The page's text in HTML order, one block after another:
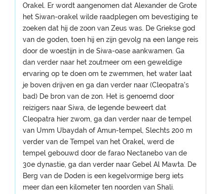
Orakel. Er wordt aangenomen dat Alexander de Grote
het Siwan-orakel wilde raadplegen om bevestiging te
zoeken dat hij de zoon van Zeus was. De Griekse god
van de goden, toen hij en zijn gevolg na een lange reis
door de woestijn in de Siwa-oase aankwamen. Ga
dan verder naar het zoutmeer om een ​​geweldige
ervaring op te doen om te zwemmen, het water laat
je boven drijven en ga dan verder naar (Cleopatra's
bad) De bron van de zon. Het is genoemd door
reizigers naar Siwa, de legende beweert dat
Cleopatra hier zwom, ga dan verder naar de tempel
van Umm Ubaydah of Amun-tempel, Slechts 200 m
verder van de Tempel van het Orakel, werd de
tempel gebouwd door de farao Nectanebo van de
30e dynastie, ga dan verder naar Gebel Al Mawta. De
Berg van de Doden is een kegelvormige berg iets
meer dan een kilometer ten noorden van Shali.